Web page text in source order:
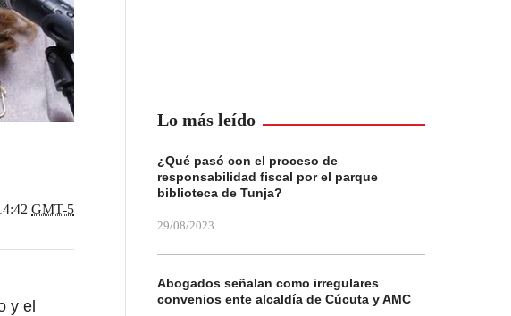
GMT-5
y el
Lo más leído
¿Qué pasó con el proceso de
responsabilidad fiscal por el parque
biblioteca de Tunja?
29/08/2023
Abogados señalan como irregulares
convenios ente alcaldía de Cúcuta y AMC